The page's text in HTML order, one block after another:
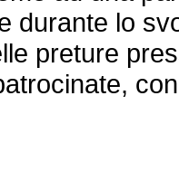
durante lo
preture